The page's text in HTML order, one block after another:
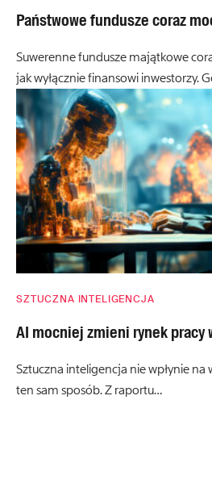
Państwowe fundusze coraz
Suwerenne fundusze majątkowe
jak wyłącznie finansowi inwestorzy.
SZTUCZNA INTELIGENCJA
AI mocniej zmieni rynek pracy
Sztuczna inteligencja nie wpłynie na
ten sam sposób. Z raportu…